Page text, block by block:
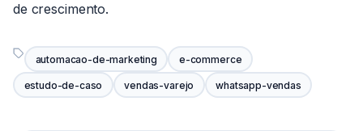
de crescimento.
automacao-de-marketing e-commerce
estudo-de-caso vendas-varejo whatsapp-vendas